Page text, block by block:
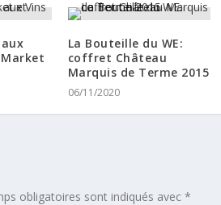
La Bouteille du WE:
coffret Château
Marquis de Terme 2015
06/11/2020
obligatoires sont indiqués avec *